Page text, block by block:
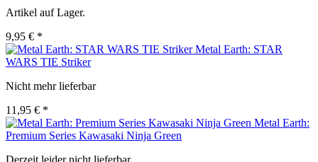
Artikel auf Lager.
9,95 € *
Metal Earth: STAR
WARS TIE Striker
Nicht mehr lieferbar
11,95 € *
Metal Earth:
Premium Series Kawasaki Ninja Green